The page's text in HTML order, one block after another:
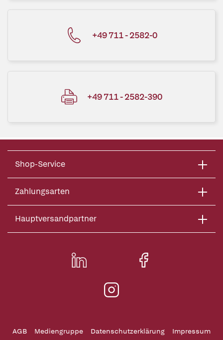
+49 711 - 2582-0
+49 711 - 2582-390
Shop-Service
Zahlungsarten
Hauptversandpartner
AGB Mediengruppe Datenschutzerklärung Impressum